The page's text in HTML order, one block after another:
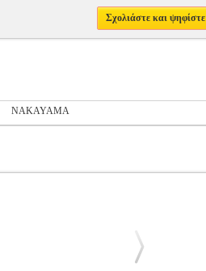
Σχολιάστε και ψηφίστε
NAKAYAMA